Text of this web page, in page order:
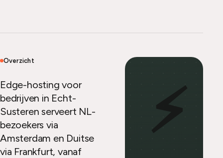
Overzicht
Edge-hosting voor
bedrijven in Echt-
Susteren serveert NL-
bezoekers via
Amsterdam en Duitse
via Frankfurt, vanaf
⚡